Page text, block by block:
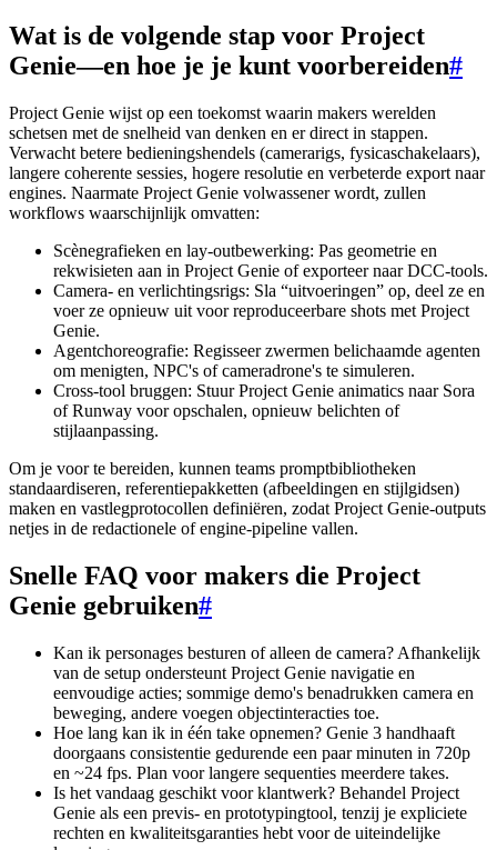
Wat is de volgende stap voor Project
Genie—en hoe je je kunt voorbereiden#
Project Genie wijst op een toekomst waarin makers werelden
schetsen met de snelheid van denken en er direct in stappen.
Verwacht betere bedieningshendels (camerarigs, fysicaschakelaars),
langere coherente sessies, hogere resolutie en verbeterde export naar
engines. Naarmate Project Genie volwassener wordt, zullen
workflows waarschijnlijk omvatten:
Scènegrafieken en lay-outbewerking: Pas geometrie en
rekwisieten aan in Project Genie of exporteer naar DCC-tools.
Camera- en verlichtingsrigs: Sla “uitvoeringen” op, deel ze en
voer ze opnieuw uit voor reproduceerbare shots met Project
Genie.
Agentchoreografie: Regisseer zwermen belichaamde agenten
om menigten, NPC's of cameradrone's te simuleren.
Cross-tool bruggen: Stuur Project Genie animatics naar Sora
of Runway voor opschalen, opnieuw belichten of
stijlaanpassing.
Om je voor te bereiden, kunnen teams promptbibliotheken
standaardiseren, referentiepakketten (afbeeldingen en stijlgidsen)
maken en vastlegprotocollen definiëren, zodat Project Genie-outputs
netjes in de redactionele of engine-pipeline vallen.
Snelle FAQ voor makers die Project
Genie gebruiken#
Kan ik personages besturen of alleen de camera? Afhankelijk
van de setup ondersteunt Project Genie navigatie en
eenvoudige acties; sommige demo's benadrukken camera en
beweging, andere voegen objectinteracties toe.
Hoe lang kan ik in één take opnemen? Genie 3 handhaaft
doorgaans consistentie gedurende een paar minuten in 720p
en ~24 fps. Plan voor langere sequenties meerdere takes.
Is het vandaag geschikt voor klantwerk? Behandel Project
Genie als een previs- en prototypingtool, tenzij je expliciete
rechten en kwaliteitsgaranties hebt voor de uiteindelijke